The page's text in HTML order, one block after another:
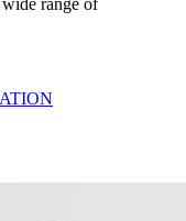
range of